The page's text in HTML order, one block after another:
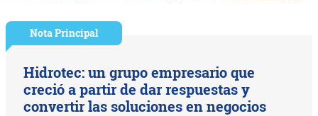
Nota Principal
Hidrotec: un grupo empresario que
creció a partir de dar respuestas y
convertir las soluciones en negocios